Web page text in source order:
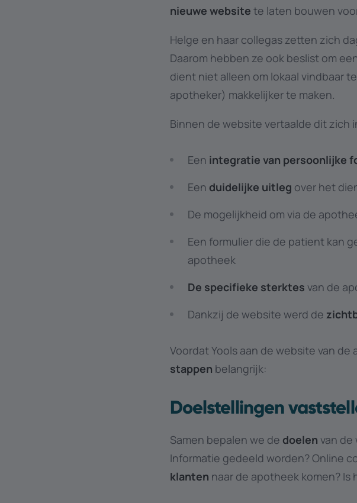
nieuwe website te laten bouwen
Helge en haar collegas zetten zich
Daarom hebben ze ook beslist om
dient niet alleen om lokaal vindbaar
apotheker) makkelijker te maken.
Binnen de website vertaalde dit zich
Een integratie van persoonlijke
Een duidelijke uitleg over het
De mogelijkheid om via de
Een formulier die de patient kan
apotheek
De specifieke sterktes van de
Dankzij de website werd de
Voordat Yools aan de website van
stappen belangrijk:
Doelstellingen
Samen bepalen we de doelen van
Informatie gedeeld worden? Online
klanten naar de apotheek komen? Is